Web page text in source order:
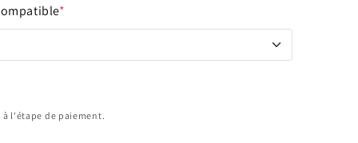
*
à l'étape de paiement.